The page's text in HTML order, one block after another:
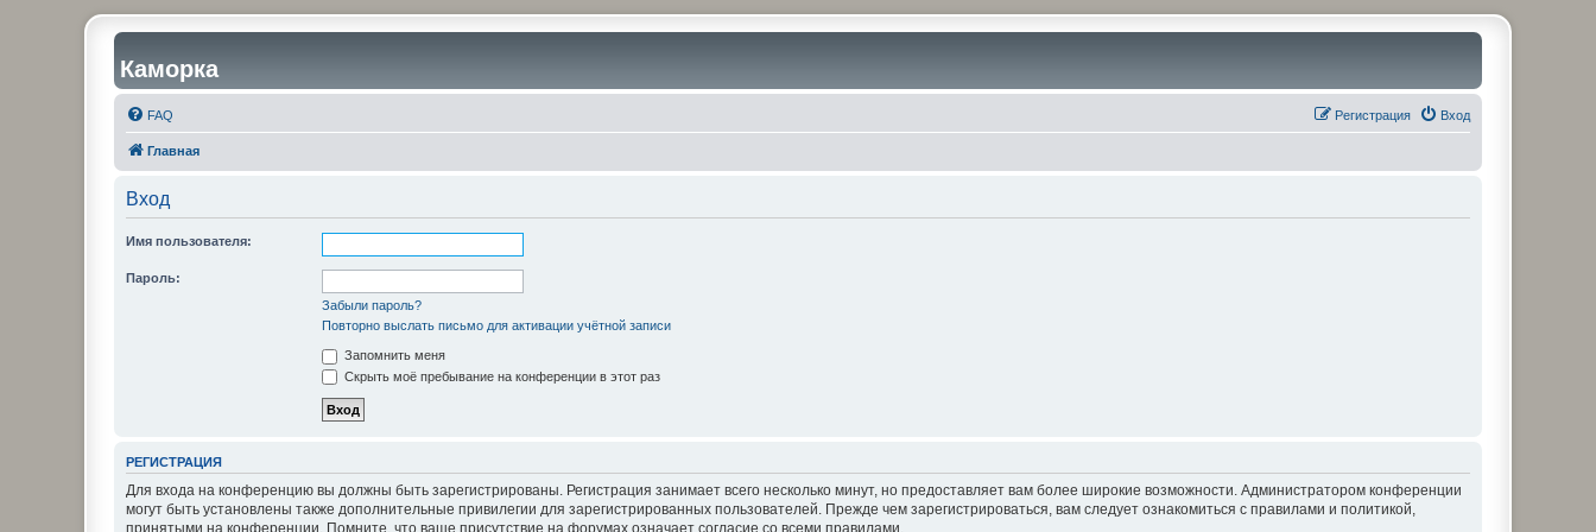
Каморка
FAQ Вход
Регистрация
Главная
Вход
Имя пользователя:
Пароль:
Забыли пароль?
Повторно выслать письмо для активации учётной записи
Запомнить меня
Скрыть моё пребывание на конференции в этот раз
РЕГИСТРАЦИЯ
Для входа на конференцию вы должны быть зарегистрированы. Регистрация занимает всего несколько минут, но предоставляет вам более широкие возможности. Администратором конференции
могут быть установлены также дополнительные привилегии для зарегистрированных пользователей. Прежде чем зарегистрироваться, вам следует ознакомиться с правилами и политикой,
принятыми на конференции. Помните, что ваше присутствие на форумах означает согласие со всеми правилами.